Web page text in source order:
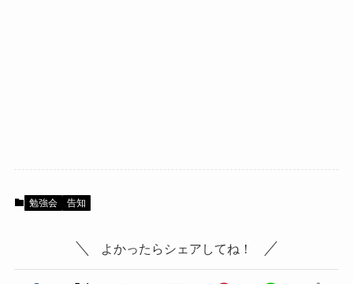
勉強会 告知
よかったらシェアしてね！